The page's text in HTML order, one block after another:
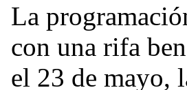
La
con una rifa
el 23 de mayo,